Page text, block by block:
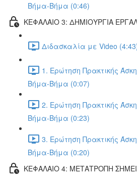
Βήμα-Βήμα (0:46)
ΚΕΦΑΛΑΙΟ 3: ΔΗΜΙΟΥΡΓΙΑ
Διδασκαλία με Video
1. Ερώτηση Πρακτικής
Βήμα-Βήμα (0:07)
2. Ερώτηση Πρακτικής
Βήμα-Βήμα (0:23)
3. Ερώτηση Πρακτικής
Βήμα-Βήμα (0:20)
ΚΕΦΑΛΑΙΟ 4: ΜΕΤΑΤΡΟΠΗ